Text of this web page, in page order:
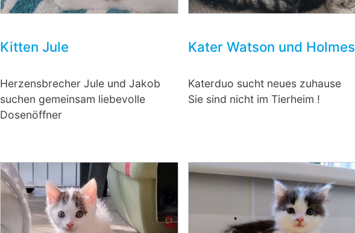
Kitten Jule
Herzensbrecher Jule und Jakob
suchen gemeinsam liebevolle
Dosenöffner
Kater Watson und Holmes
Katerduo sucht neues zuhause
Sie sind nicht im Tierheim !